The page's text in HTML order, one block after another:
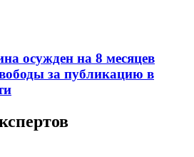
осужден на 8 месяцев
за публикацию в